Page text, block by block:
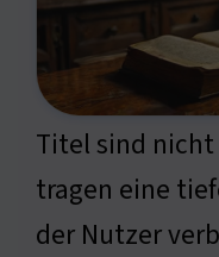
Titel sind
tragen eine
der Nutzer